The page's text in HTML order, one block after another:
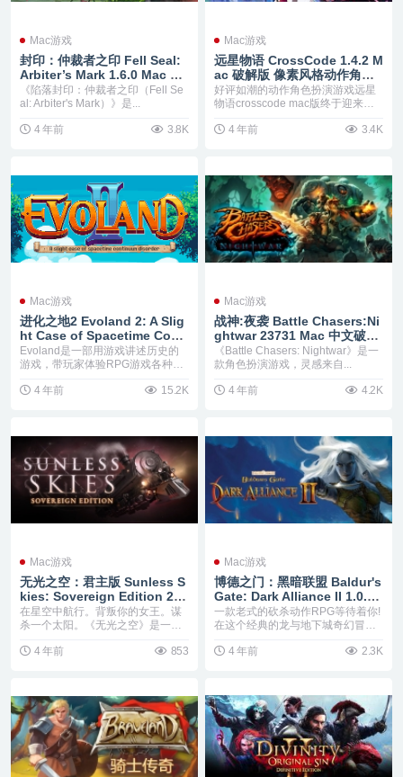
Mac游戏
封印：仲裁者之印 Fell Seal:
Arbiter’s Mark 1.6.0 Mac 中
文破解版 陷落封印：仲裁者之
印 策略战棋角色扮演游戏
《陷落封印：仲裁者之印（Fell Se
al: Arbiter's Mark）》是...
4 年前 3.8K
Mac游戏
远星物语 CrossCode 1.4.2 M
ac 破解版 像素风格动作角色
扮演游戏
好评如潮的动作角色扮演游戏远星
物语crosscode mac版终于迎来了
4 年前
3.4K
Mac游戏
进化之地2 Evoland 2: A Slig
ht Case of Spacetime Conti
nuum Disorder 2.0.0.1 Mac
破解版 浓浓塞尔达风格的进化
Evoland是一部用游戏讲述历史的
游戏，带玩家体验RPG游戏各种玩
4 年前
15.2K
Mac游戏
战神:夜袭 Battle Chasers:Ni
ghtwar 23731 Mac 中文破解
版 回合制战斗的角色扮演游戏
《Battle Chasers: Nightwar》是一
款角色扮演游戏，灵感来自...
4 年前 4.2K
Mac游戏
无光之空：君主版 Sunless S
kies: Sovereign Edition 2.0.
4 Mac 破解版 著名冒险类游戏
无光之海的姐妹篇
在星空中航行。背叛你的女王。谋
杀一个太阳。《无光之空》是一款
4 年前
853
Mac游戏
博德之门：黑暗联盟 Baldur's
Gate: Dark Alliance II 1.0.4
Mac 破解版 D&D风格RPG游
戏
一款老式的砍杀动作RPG等待着你!
在这个经典的龙与地下城奇幻冒险
4 年前
2.3K